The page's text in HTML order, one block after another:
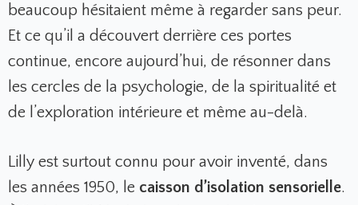
beaucoup hésitaient même à regarder sans peur.
Et ce qu’il a découvert derrière ces portes
continue, encore aujourd’hui, de résonner dans
les cercles de la psychologie, de la spiritualité et
de l’exploration intérieure et même au-delà.
Lilly est surtout connu pour avoir inventé, dans
les années 1950, le caisson d’isolation sensorielle.